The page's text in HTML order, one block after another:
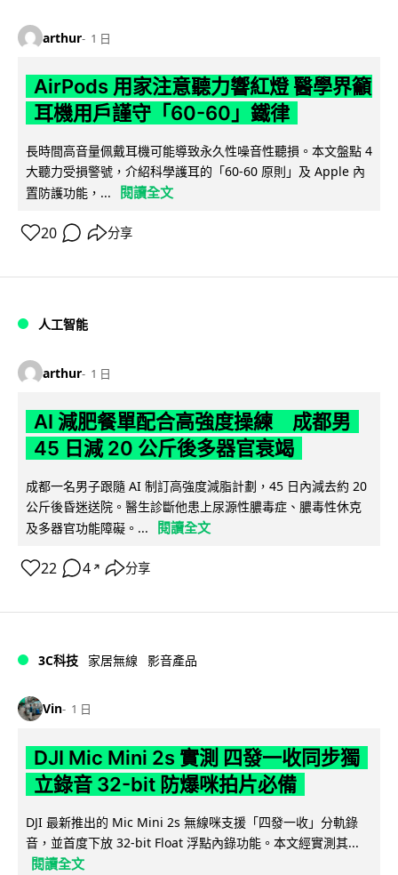
arthur 1 日
AirPods 用家注意聽力響紅燈 醫學界籲
耳機用戶謹守「60-60」鐵律
長時間高音量佩戴耳機可能導致永久性噪音性聽損。本文盤點 4
大聽力受損警號，介紹科學護耳的「60-60 原則」及 Apple 內
置防護功能，...
閱讀全文
20 分享
人工智能
arthur 1 日
AI 減肥餐單配合高強度操練 成都男
45 日減 20 公斤後多器官衰竭
成都一名男子跟隨 AI 制訂高強度減脂計劃，45 日內減去約 20
公斤後昏迷送院。醫生診斷他患上尿源性膿毒症、膿毒性休克
及多器官功能障礙。...
閱讀全文
22 4 ↗ 分享
3C科技 家居無線 影音產品
Vin 1 日
DJI Mic Mini 2s 實測 四發一收同步獨
立錄音 32-bit 防爆咪拍片必備
DJI 最新推出的 Mic Mini 2s 無線咪支援「四發一收」分軌錄
音，並首度下放 32-bit Float 浮點內錄功能。本文經實測其...
閱讀全文